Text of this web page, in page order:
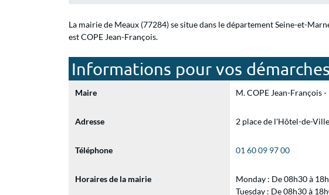
La mairie de Meaux (77284) se situe dans le département Seine-et-
est COPE Jean-François.
Informations pour vos
Maire M. COPE Jean-François -
Adresse 2 place de l'Hôtel-de-
Téléphone 01 60 09 97 00
Horaires de la mairie
Monday : De 08h30 à
Tuesday : De 08h30 à